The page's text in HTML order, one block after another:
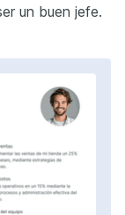
un buen jefe.